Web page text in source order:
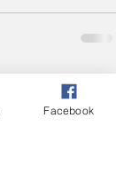
Ver tudo
Facebook